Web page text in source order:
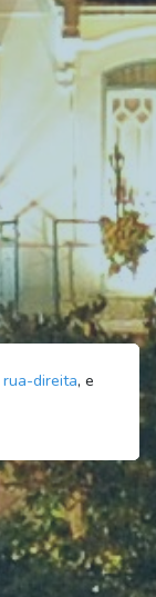
rua-direita, e